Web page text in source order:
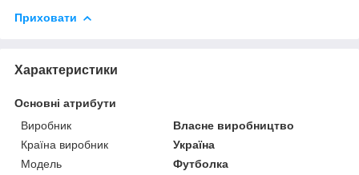
Приховати
Характеристики
Основні атрибути
Виробник
Власне виробництво
Країна виробник
Україна
Модель
Футболка